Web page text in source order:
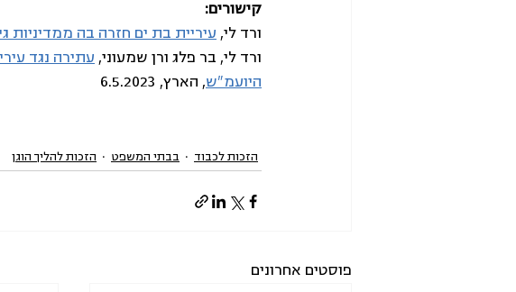
קישורים:
ורד לי, עיריית בת ים חזרה בה ממדיניות
ורד לי, בר פלג ורן שמעוני, עתירה נגד
היועמ"ש, הארץ, 6.5.2023
הזכות לכבוד בבתי המשפט הזכות להליך הוגן
פוסטים אחרונים